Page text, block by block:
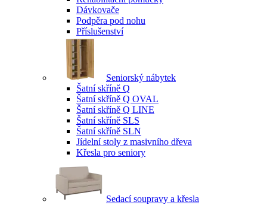
Dávkovače
Podpěra pod nohu
Příslušenství
Seniorský nábytek
Šatní skříně Q
Šatní skříně Q OVAL
Šatní skříně Q LINE
Šatní skříně SLS
Šatní skříně SLN
Jídelní stoly z masivního dřeva
Křesla pro seniory
Sedací soupravy a křesla